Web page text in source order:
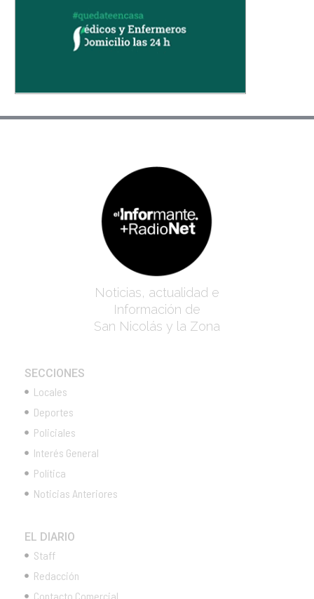
Noticias, actualidad e
Información de
San Nicolás y la Zona
SECCIONES
Locales
Deportes
Policiales
Interés General
Política
Noticias Anteriores
EL DIARIO
Staff
Redacción
Contacto Comercial